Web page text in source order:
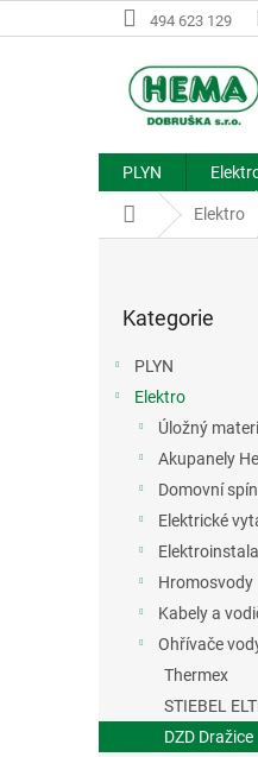
na
494 623 129
PLYN
Domů Elektro
kategorie
Kategorie
PLYN
Elektro
Úložný
Akupanely
Domovní
Elektrické
Hromosvody
Kabely a
Ohřívače
Thermex
STIEBEL
DZD Dražice